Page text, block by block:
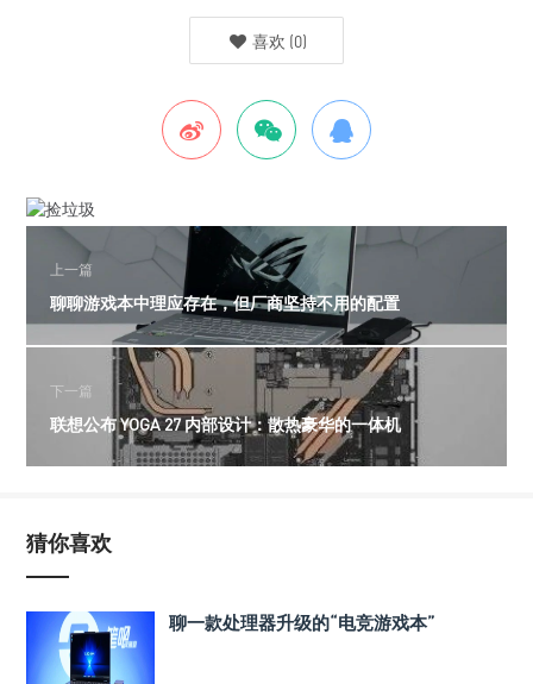
喜欢 (0)
上一篇
聊聊游戏本中理应存在，但厂商坚持不用的配置
下一篇
联想公布 YOGA 27 内部设计：散热豪华的一体机
猜你喜欢
聊一款处理器升级的“电竞游戏本”